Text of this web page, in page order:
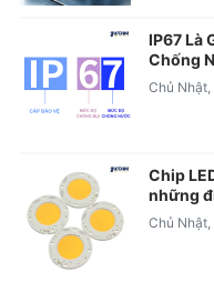
IP67 Là
Chống
Chủ
Chip
những
Chủ